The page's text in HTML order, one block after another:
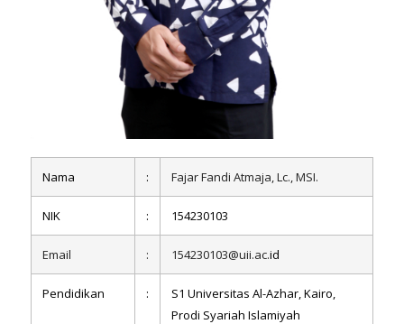
Nama : Fajar Fandi Atmaja, Lc., MSI.
NIK : 154230103
Email : 154230103@uii.ac.id
Pendidikan :
S1 Universitas Al-Azhar, Kairo,
Prodi Syariah Islamiyah